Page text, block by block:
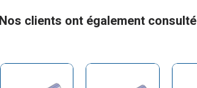
clients ont également consulté